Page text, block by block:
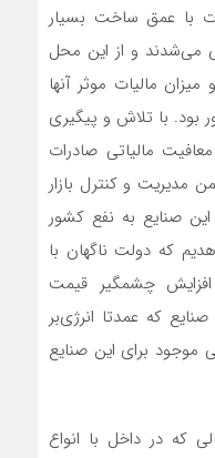
با عمق ساخت بسیار
می‌‌‌شدند و از این محل
مالیات موثر آنها
با تلاش و پیگیری
مالیاتی صادرات
مدیریت و کنترل بازار
صنایع به نفع کشور
که دولت ناگهان با
چشمگیر قیمت
که عمدتا انرژی‌‌‌بر
موجود برای این صنایع
که در داخل با انواع